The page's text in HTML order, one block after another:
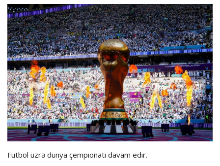
Hadisə
Dünya futbolu
Olimpiada
Layihə
Formula 1
İdman növləri
Futbol üzrə dünya çempionatı davam edir.